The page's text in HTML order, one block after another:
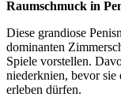
Raumschmuck in
Diese grandiose
dominanten
Spiele vorstellen.
niederknien, bevor
erleben dürfen.